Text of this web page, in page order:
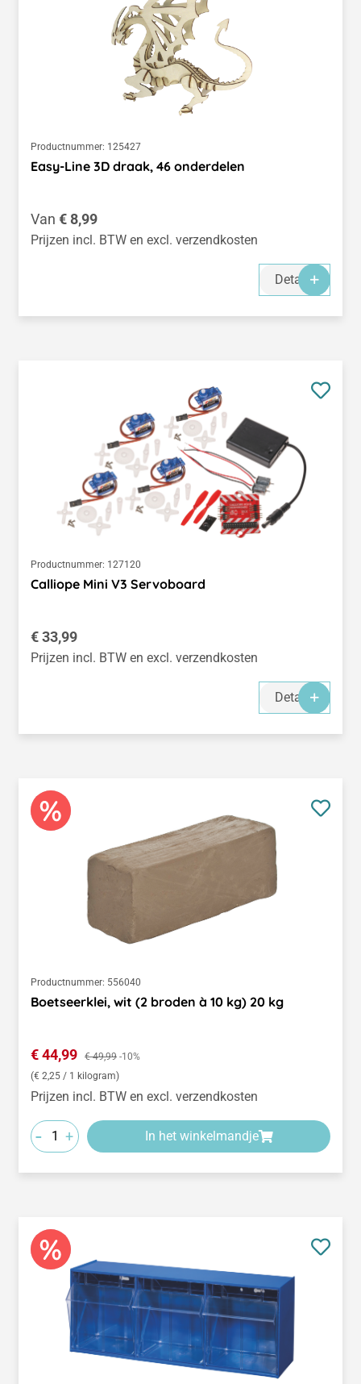
Productnummer: 125427
Easy-Line 3D draak, 46 onderdelen
Normale prijs:
Van € 8,99
Prijzen incl. BTW en excl. verzendkosten
Details
Productnummer: 127120
Calliope Mini V3 Servoboard
Normale prijs:
€ 33,99
Prijzen incl. BTW en excl. verzendkosten
Details
Productnummer: 556040
Boetseerklei, wit (2 broden à 10 kg) 20 kg
Verkoopprijs:
€ 44,99 Normale prijs:
€ 49,99 -10%
(€ 2,25 / 1 kilogram)
Prijzen incl. BTW en excl. verzendkosten
- + In het winkelmandje